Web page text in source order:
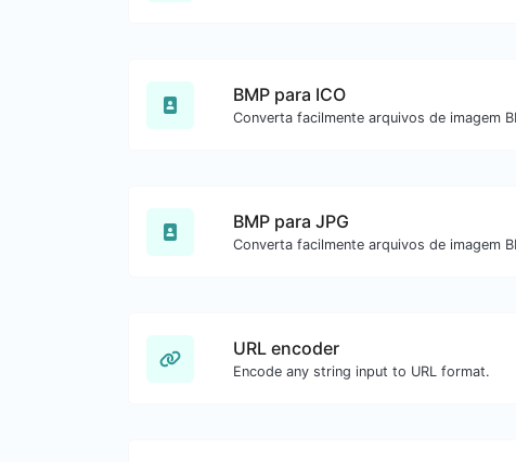
BMP para ICO
BMP para JPG
URL encoder
Encode any string input to URL format.